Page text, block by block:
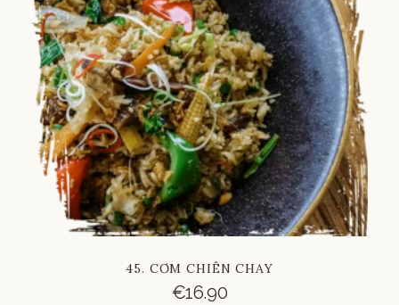
45. CƠM CHIÊN CHAY
€16.90